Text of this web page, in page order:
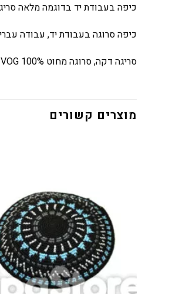
כיפה בעבודת יד בדוגמה מלאה
כיפה סרוגה בעבודת יד, עבודה
סריגה דקה, סרוגה מחוט
מוצרים קשורים